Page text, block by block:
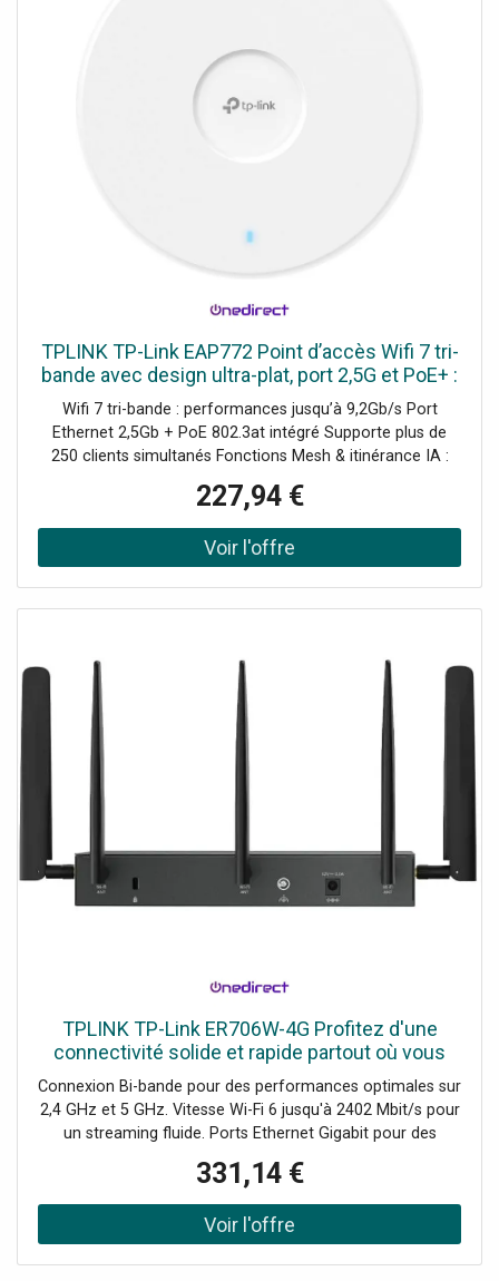
TPLINK TP-Link EAP772 Point d’accès Wifi 7 tri-
bande avec design ultra-plat, port 2,5G et PoE+ :
parfait pour les entreprises qui exigent vitesse,
densité et
Wifi 7 tri-bande : performances jusqu’à 9,2Gb/s Port
Ethernet 2,5Gb + PoE 802.3at intégré Supporte plus de
250 clients simultanés Fonctions Mesh & itinérance IA :
Omada (cloud ou sur site) Sécurité avancée : WPA3,
détection rogue AP, multi-SSID/VLAN Installation facile et
évolutive Design ultra-plat (220×220×32,5mm) : intégration
discrète
227,94 €
TPLINK TP-Link ER706W-4G Profitez d'une
connectivité solide et rapide partout où vous
êtes.
Connexion Bi-bande pour des performances optimales sur
2,4 GHz et 5 GHz. Vitesse Wi-Fi 6 jusqu'à 2402 Mbit/s pour
un streaming fluide. Ports Ethernet Gigabit pour des
SIM et interface intuitive pour une configuration rapide.
Technologie MU-MIMO permettant à plusieurs appareils de
se connecter simultanément et efficacement.
331,14 €